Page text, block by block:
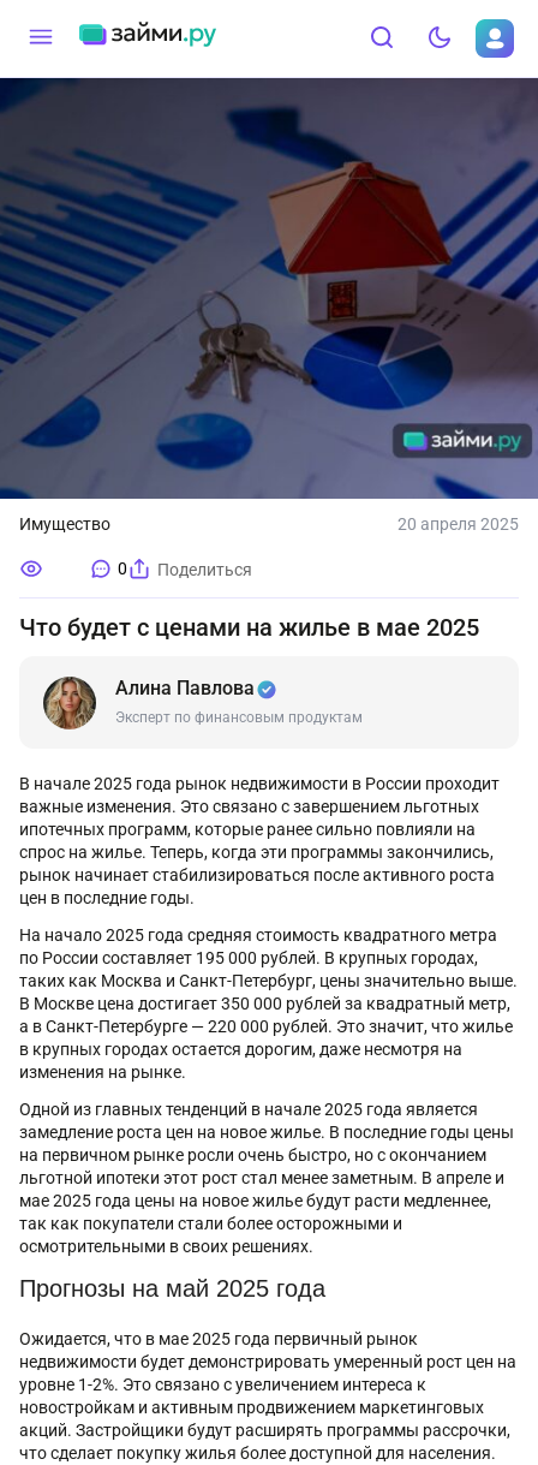
Имущество 20 апреля 2025
0 Поделиться
Что будет с ценами на жилье в мае 2025
Алина Павлова
Эксперт по финансовым продуктам
В начале 2025 года рынок недвижимости в России проходит
важные изменения. Это связано с завершением льготных
ипотечных программ, которые ранее сильно повлияли на
спрос на жилье. Теперь, когда эти программы закончились,
рынок начинает стабилизироваться после активного роста
цен в последние годы.
На начало 2025 года средняя стоимость квадратного метра
по России составляет 195 000 рублей. В крупных городах,
таких как Москва и Санкт-Петербург, цены значительно выше.
В Москве цена достигает 350 000 рублей за квадратный метр,
а в Санкт-Петербурге — 220 000 рублей. Это значит, что жилье
в крупных городах остается дорогим, даже несмотря на
изменения на рынке.
Одной из главных тенденций в начале 2025 года является
замедление роста цен на новое жилье. В последние годы цены
на первичном рынке росли очень быстро, но с окончанием
льготной ипотеки этот рост стал менее заметным. В апреле и
мае 2025 года цены на новое жилье будут расти медленнее,
так как покупатели стали более осторожными и
осмотрительными в своих решениях.
Прогнозы на май 2025 года
Ожидается, что в мае 2025 года первичный рынок
недвижимости будет демонстрировать умеренный рост цен на
уровне 1-2%. Это связано с увеличением интереса к
новостройкам и активным продвижением маркетинговых
акций. Застройщики будут расширять программы рассрочки,
что сделает покупку жилья более доступной для населения.